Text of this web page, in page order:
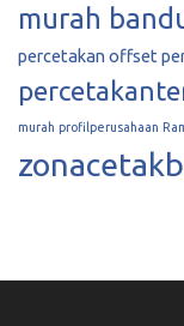
murah
percetakan offset
murah profilperusahaan